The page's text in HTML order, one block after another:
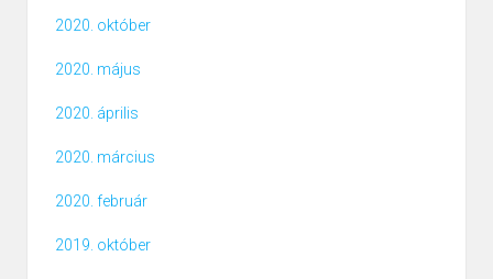
2020. október
2020. május
2020. április
2020. március
2020. február
2019. október